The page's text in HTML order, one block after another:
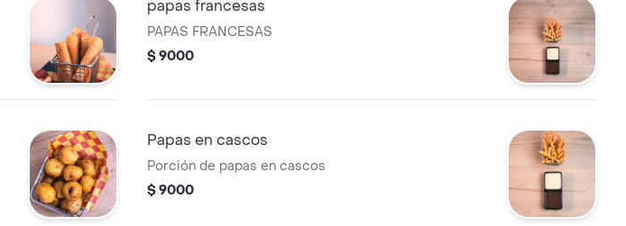
papas francesas
PAPAS FRANCESAS
$ 9000
Papas en cascos
Porción de papas en cascos
$ 9000